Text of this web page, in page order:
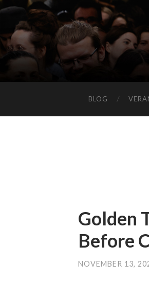
BLOG
Golden
Before
NOVEMBER 13,